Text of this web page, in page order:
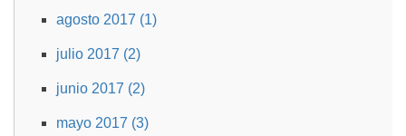
agosto 2017 (1)
julio 2017 (2)
junio 2017 (2)
mayo 2017 (3)